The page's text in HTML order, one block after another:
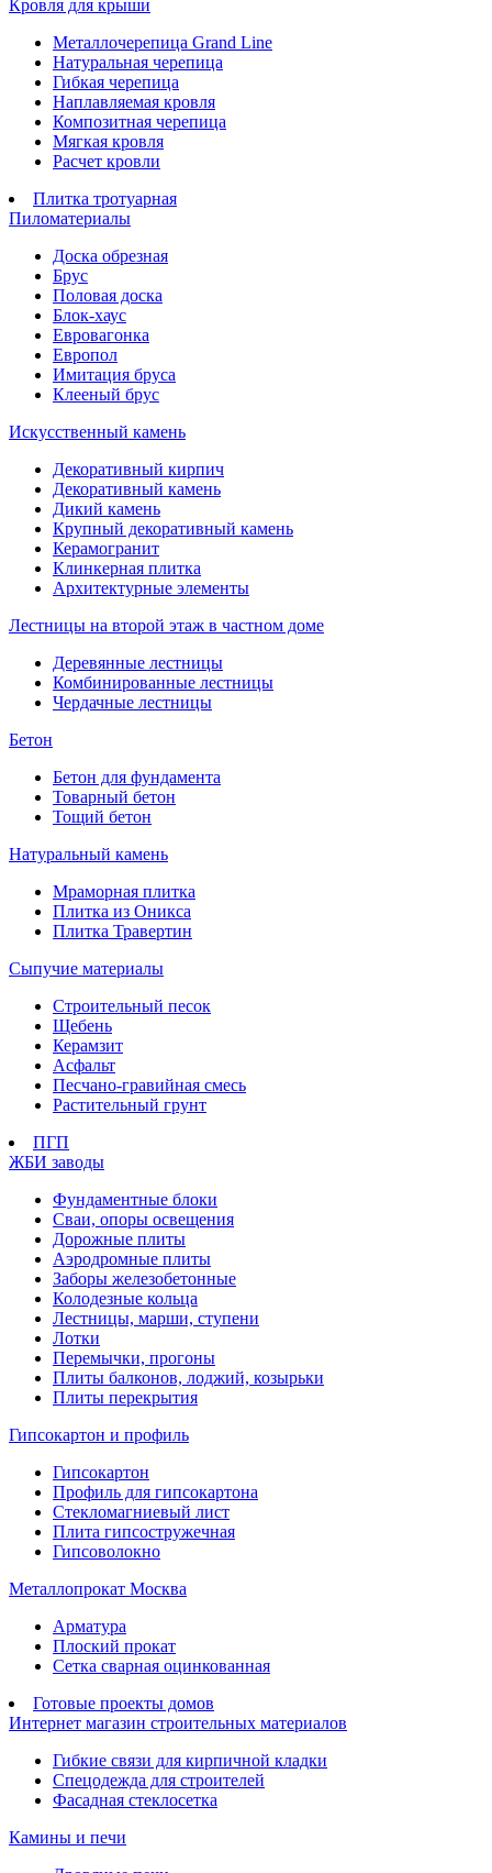
Кровля для крыши
Металлочерепица Grand Line
Натуральная черепица
Гибкая черепица
Наплавляемая кровля
Композитная черепица
Мягкая кровля
Расчет кровли
Плитка тротуарная
Пиломатериалы
Доска обрезная
Брус
Половая доска
Блок-хаус
Евровагонка
Европол
Имитация бруса
Клееный брус
Искусственный камень
Декоративный кирпич
Декоративный камень
Дикий камень
Крупный декоративный камень
Керамогранит
Клинкерная плитка
Архитектурные элементы
Лестницы на второй этаж в частном доме
Деревянные лестницы
Комбинированные лестницы
Чердачные лестницы
Бетон
Бетон для фундамента
Товарный бетон
Тощий бетон
Натуральный камень
Мраморная плитка
Плитка из Оникса
Плитка Травертин
Сыпучие материалы
Строительный песок
Щебень
Керамзит
Асфальт
Песчано-гравийная смесь
Растительный грунт
ПГП
ЖБИ заводы
Фундаментные блоки
Сваи, опоры освещения
Дорожные плиты
Аэродромные плиты
Заборы железобетонные
Колодезные кольца
Лестницы, марши, ступени
Лотки
Перемычки, прогоны
Плиты балконов, лоджий, козырьки
Плиты перекрытия
Гипсокартон и профиль
Гипсокартон
Профиль для гипсокартона
Стекломагниевый лист
Плита гипсостружечная
Гипсоволокно
Металлопрокат Москва
Арматура
Плоский прокат
Сетка сварная оцинкованная
Готовые проекты домов
Интернет магазин строительных материалов
Гибкие связи для кирпичной кладки
Спецодежда для строителей
Фасадная стеклосетка
Камины и печи